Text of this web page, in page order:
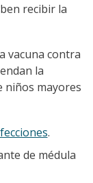
recibir la
vacuna contra
la
niños mayores
.
de médula